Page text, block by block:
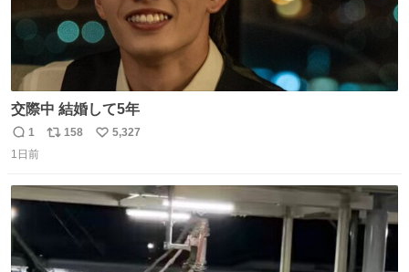
交際中 結婚して5年
返
信
1
リ
ト
数
158
い
数
5,327
1日前